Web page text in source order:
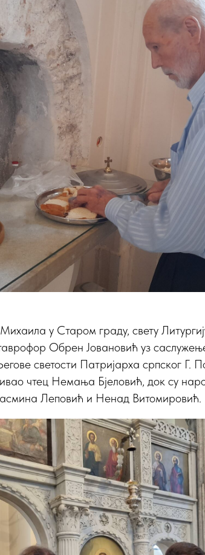
у Старом граду, свету
Обрен Јовановић уз
светости Патријарха српског Г.
чтец Немања Бјеловић, док су
Леповић и Ненад Витомировић.